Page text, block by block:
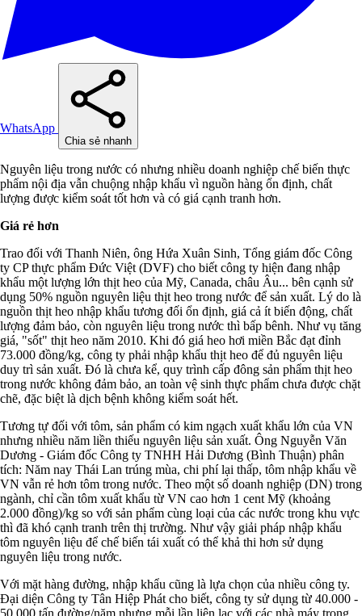
WhatsApp
Chia sẻ nhanh
Nguyên liệu trong nước có nhưng nhiều doanh nghiệp chế biến thực
phẩm nội địa vẫn chuộng nhập khẩu vì nguồn hàng ổn định, chất
lượng được kiểm soát tốt hơn và có giá cạnh tranh hơn.
Giá rẻ hơn
Trao đổi với Thanh Niên, ông Hứa Xuân Sinh, Tổng giám đốc Công
ty CP thực phẩm Đức Việt (DVF) cho biết công ty hiện đang nhập
khẩu một lượng lớn thịt heo của Mỹ, Canada, châu Âu... bên cạnh sử
dụng 50% nguồn nguyên liệu thịt heo trong nước để sản xuất. Lý do là
nguồn thịt heo nhập khẩu tương đối ổn định, giá cả ít biến động, chất
lượng đảm bảo, còn nguyên liệu trong nước thì bấp bênh. Như vụ tăng
giá, "sốt" thịt heo năm 2010. Khi đó giá heo hơi miền Bắc đạt đỉnh
73.000 đồng/kg, công ty phải nhập khẩu thịt heo để đủ nguyên liệu
duy trì sản xuất. Đó là chưa kể, quy trình cấp đông sản phẩm thịt heo
trong nước không đảm bảo, an toàn vệ sinh thực phẩm chưa được chặt
chẽ, đặc biệt là dịch bệnh không kiểm soát hết.
Tương tự đối với tôm, sản phẩm có kim ngạch xuất khẩu lớn của VN
nhưng nhiều năm liền thiếu nguyên liệu sản xuất. Ông Nguyễn Văn
Dương - Giám đốc Công ty TNHH Hải Dương (Bình Thuận) phân
tích: Năm nay Thái Lan trúng mùa, chi phí lại thấp, tôm nhập khẩu về
VN vẫn rẻ hơn tôm trong nước. Theo một số doanh nghiệp (DN) trong
ngành, chỉ cần tôm xuất khẩu từ VN cao hơn 1 cent Mỹ (khoảng
2.000 đồng)/kg so với sản phẩm cùng loại của các nước trong khu vực
thì đã khó cạnh tranh trên thị trường. Như vậy giải pháp nhập khẩu
tôm nguyên liệu để chế biến tái xuất có thể khả thi hơn sử dụng
nguyên liệu trong nước.
Với mặt hàng đường, nhập khẩu cũng là lựa chọn của nhiều công ty.
Đại diện Công ty Tân Hiệp Phát cho biết, công ty sử dụng từ 40.000 -
50.000 tấn đường/năm nhưng mỗi lần liên lạc với các nhà máy trong